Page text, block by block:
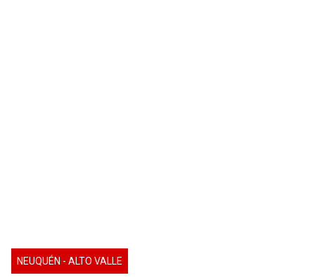
NEUQUÉN - ALTO VALLE